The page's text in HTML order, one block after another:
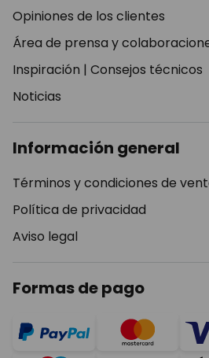
Opiniones de los clientes
Área de prensa y
Inspiración | Consejos técnicos
Noticias
Información general
Términos y condiciones de
Política de privacidad
Aviso legal
Formas de pago